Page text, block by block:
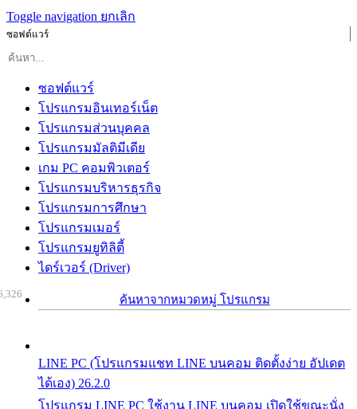
Toggle navigation ยกเลิก
ซอฟต์แวร์
ซอฟต์แวร์
โปรแกรมอินเทอร์เน็ต
โปรแกรมส่วนบุคคล
โปรแกรมมัลติมีเดีย
เกม PC คอมพิวเตอร์
โปรแกรมบริหารธุรกิจ
โปรแกรมการศึกษา
โปรแกรมเมอร์
โปรแกรมยูทิลิตี้
ไดร์เวอร์ (Driver)
ค้นหาจากหมวดหมู่ โปรแกรม
LINE PC (โปรแกรมแชท LINE บนคอม ติดตั้งง่าย อัปเดต
ได้เอง) 26.2.0
โปรแกรม LINE PC ใช้งาน LINE บนคอม เปิดใช้ขณะนั่ง